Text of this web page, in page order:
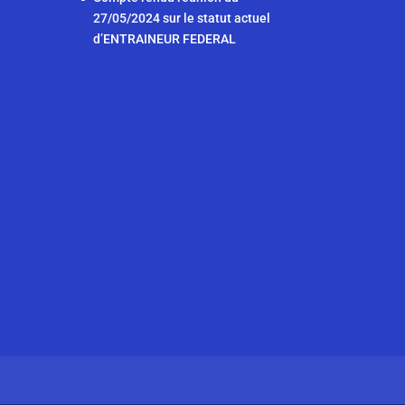
o
p g n
27/05/2024 sur le statut actuel
d’ENTRAINEUR FEDERAL